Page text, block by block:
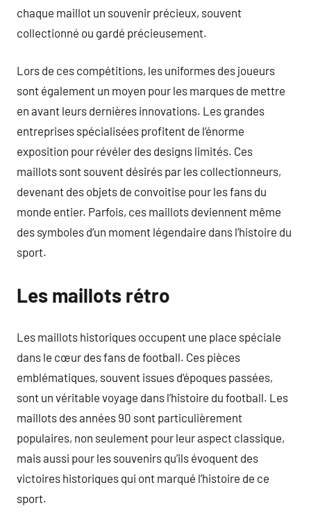
chaque maillot un souvenir précieux, souvent
collectionné ou gardé précieusement.
Lors de ces compétitions, les uniformes des joueurs
sont également un moyen pour les marques de mettre
en avant leurs dernières innovations. Les grandes
entreprises spécialisées profitent de l’énorme
exposition pour révéler des designs limités. Ces
maillots sont souvent désirés par les collectionneurs,
devenant des objets de convoitise pour les fans du
monde entier. Parfois, ces maillots deviennent même
des symboles d’un moment légendaire dans l’histoire du
sport.
Les maillots rétro
Les maillots historiques occupent une place spéciale
dans le cœur des fans de football. Ces pièces
emblématiques, souvent issues d’époques passées,
sont un véritable voyage dans l’histoire du football. Les
maillots des années 90 sont particulièrement
populaires, non seulement pour leur aspect classique,
mais aussi pour les souvenirs qu’ils évoquent des
victoires historiques qui ont marqué l’histoire de ce
sport.